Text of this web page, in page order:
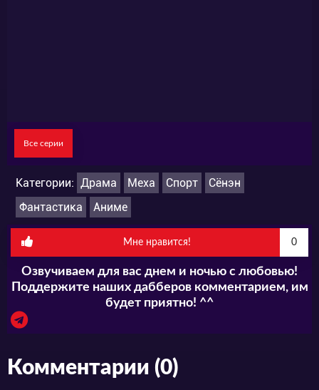
Все серии
Категории: Драма Меха Спорт
Сёнэн
Фантастика
Аниме
Мне нравится! 0
Озвучиваем для вас днем и ночью с любовью!
Поддержите наших дабберов комментарием, им
будет приятно! ^^
Комментарии (0)